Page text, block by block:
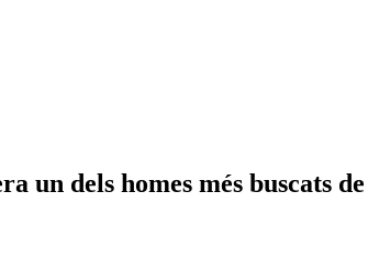
un dels homes més buscats